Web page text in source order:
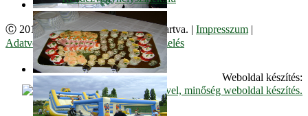
Ⓒ 2017. Juzso Bt. Minden jog fenntartva. | Impresszum |
Adatvédelmi Szabályzat|Cookie kezelés
Weboldal készítés: